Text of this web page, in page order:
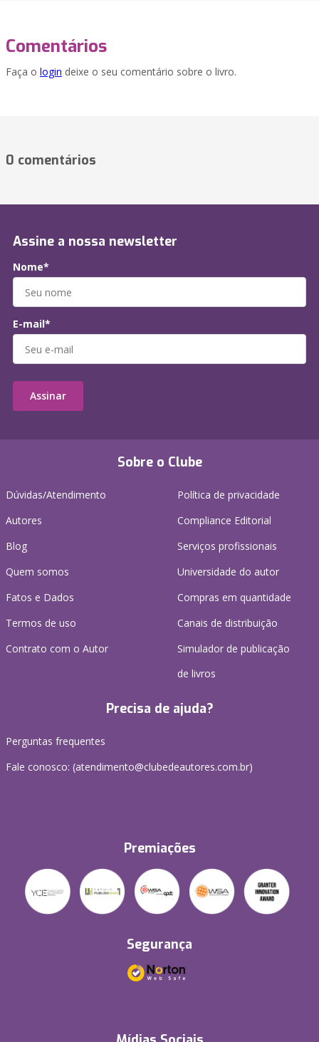
Comentários
Faça o login deixe o seu comentário sobre o livro.
0 comentários
Sobre o Clube
Dúvidas/Atendimento
Autores
Blog
Quem somos
Fatos e Dados
Termos de uso
Contrato com o Autor
Política de privacidade
Compliance Editorial
Serviços profissionais
Universidade do autor
Compras em quantidade
Canais de distribuição
Simulador de publicação
de livros
Precisa de ajuda?
Perguntas frequentes
Fale conosco: (atendimento@clubedeautores.com.br)
Premiações
Segurança
Assine a nossa newsletter
Nome*
E-mail*
Assinar